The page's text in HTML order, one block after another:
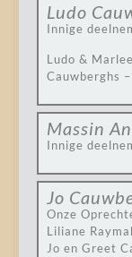
Ludo
Innige
Ludo &
Cauwberghs
Massin
Innige
Jo
Onze
Liliane
Jo en Greet